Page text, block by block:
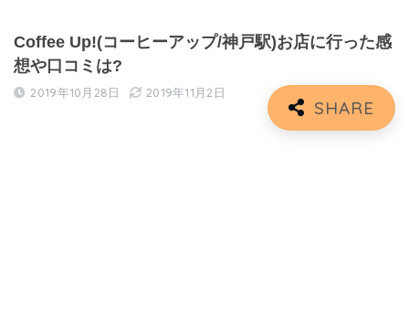
Coffee Up!(コーヒーアップ/神戸駅)お店に行った感
想や口コミは?
2019年10月28日 2019年11月2日